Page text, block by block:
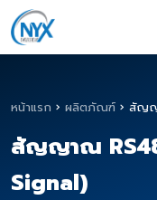
หน้าแรก › ผลิตภัณฑ์ › สัญญ
สัญญาณ
Signal)